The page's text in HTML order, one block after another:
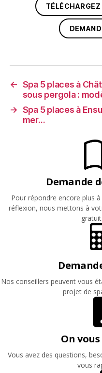
← Spa 5 places à
sous pergola :
→ Spa 5 places à
mer…
Demande
Pour répondre encore plus
réflexion, nous mettons à
Nos conseillers peuvent vous
projet de
On
Vous avez des questions,
vous